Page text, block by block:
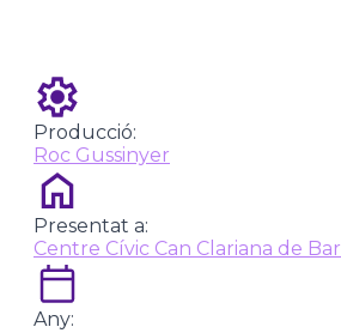
Producció:
Roc Gussinyer
Presentat a:
Centre Cívic Can Clariana de
Any: